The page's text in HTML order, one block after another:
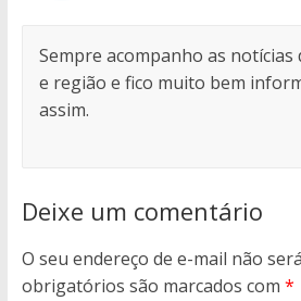
Sempre acompanho as notícias
e região e fico muito bem
assim.
Deixe um comentário
O seu endereço de e-mail não
obrigatórios são marcados com *